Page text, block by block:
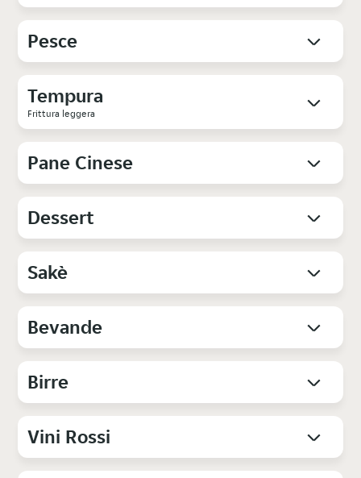
Pesce
Tempura
Frittura leggera
Pane Cinese
Dessert
Sakè
Bevande
Birre
Vini Rossi